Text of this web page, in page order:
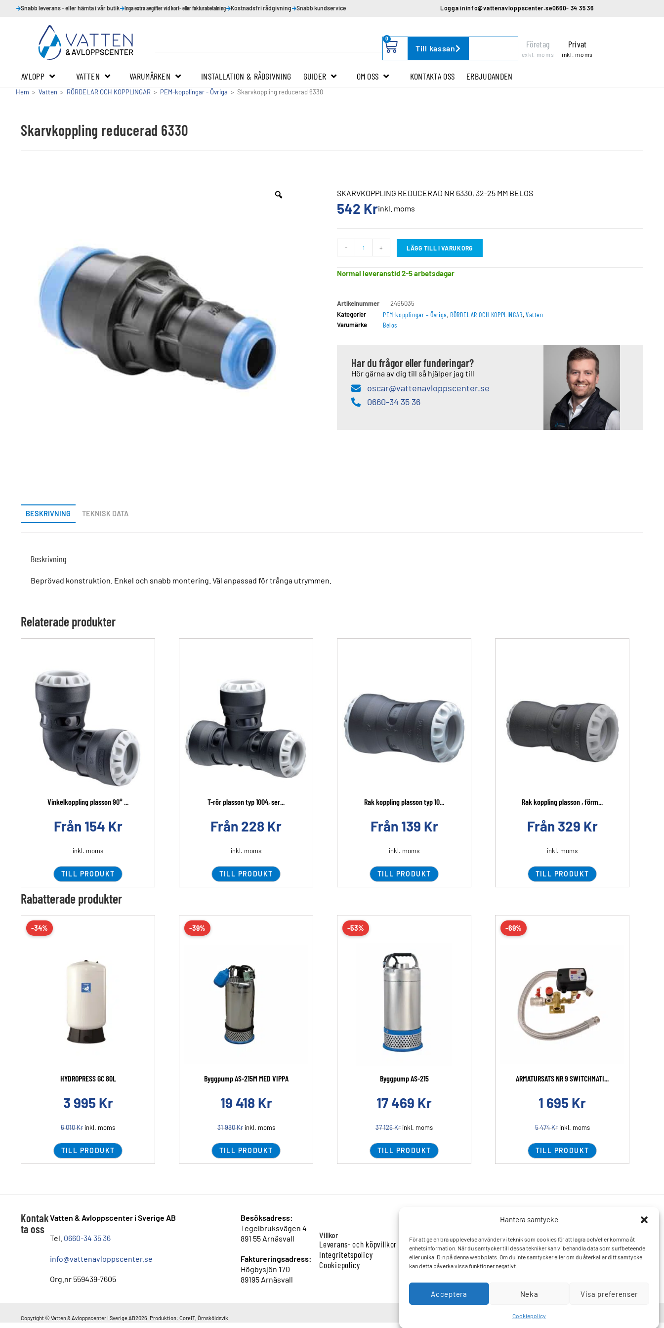
Hantera samtycke
För att ge en bra upplevelse använder vi teknik som cookies för att lagra och/eller komma åt
enhetsinformation. När du samtycker till dessa tekniker kan vi behandla data som surfbeteende
eller unika ID:n på denna webbplats. Om du inte samtycker eller om du återkallar ditt samtycke
kan detta påverka vissa funktioner negativt.
Acceptera Neka Visa preferenser
Cookiepolicy
Snabb leverans - eller hämta i vår butik Inga extra avgifter vid kort- eller fakturabetalning Kostnadsfri rådgivning Snabb kundservice Logga ininfo@vattenavloppscenter.se0660- 34 35 36
0
Till kassan Företag
exkl. moms
Privat
inkl. moms
AVLOPP VATTEN VARUMÄRKEN INSTALLATION & RÅDGIVNING GUIDER OM OSS KONTAKTA OSS ERBJUDANDEN
Hem > Vatten > RÖRDELAR OCH KOPPLINGAR > PEM-kopplingar - Övriga > Skarvkoppling reducerad 6330
Skarvkoppling reducerad 6330
SKARVKOPPLING REDUCERAD NR 6330, 32-25 MM BELOS
542 Krinkl. moms
- + LÄGG TILL I VARUKORG
Normal leveranstid 2-5 arbetsdagar
Artikelnummer
2465035
Kategorier
PEM-kopplingar – Övriga, RÖRDELAR OCH KOPPLINGAR,Vatten
Varumärke Belos
Har du frågor eller funderingar?
Hör gärna av dig till så hjälper jag till
oscar@vattenavloppscenter.se
0660-34 35 36
BESKRIVNING TEKNISK DATA
Beskrivning
Beprövad konstruktion. Enkel och snabb montering. Väl anpassad för trånga utrymmen.
Relaterade produkter
Vinkelkoppling plasson 90° ...
Från 154 Kr
inkl. moms
TILL PRODUKT
T-rör plasson typ 1004, ser...
Från 228 Kr
inkl. moms
TILL PRODUKT
Rak koppling plasson typ 10...
Från 139 Kr
inkl. moms
TILL PRODUKT
Rak koppling plasson , förm...
Från 329 Kr
inkl. moms
TILL PRODUKT
Rabatterade produkter
-34%
HYDROPRESS GC 80L
3 995 Kr
6 010Kr inkl. moms
TILL PRODUKT
-39%
Byggpump AS-215M MED VIPPA
19 418 Kr
31 980Krinkl. moms
TILL PRODUKT
-53%
Byggpump AS-215
17 469 Kr
37 126Kr inkl. moms
TILL PRODUKT
-69%
ARMATURSATS NR 9 SWITCHMATI...
1 695 Kr
5 474Krinkl. moms
TILL PRODUKT
Kontak
ta oss
Vatten & Avloppscenter i Sverige AB
Tel. 0660-34 35 36
info@vattenavloppscenter.se
Org.nr 559439-7605
Besöksadress:
Tegelbruksvägen 4
891 55 Arnäsvall
Faktureringsadress:
Högbysjön 170
89195 Arnäsvall
Villkor
Leverans- och köpvillkor
Integritetspolicy
Cookiepolicy
Varumärken
Mitt konto
Vanliga frågor och svar
Kontakta oss
Hitta till oss
Copyright © Vatten & Avloppscenter i Sverige AB2026. Produktion: CoreIT, Örnsköldsvik